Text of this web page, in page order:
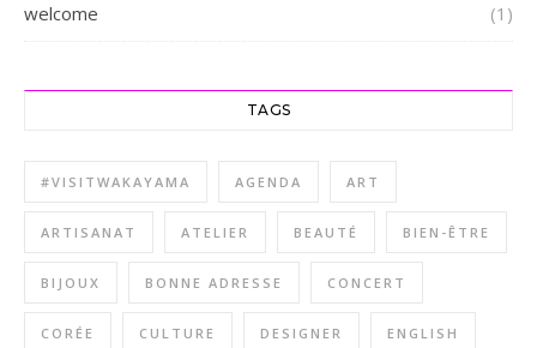
welcome (1)
TAGS
#VISITWAKAYAMA AGENDA ART
ARTISANAT ATELIER BEAUTÉ BIEN-ÊTRE
BIJOUX BONNE ADRESSE CONCERT
CORÉE CULTURE DESIGNER ENGLISH